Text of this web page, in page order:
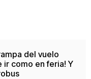
del vuelo
ir como en feria! Y